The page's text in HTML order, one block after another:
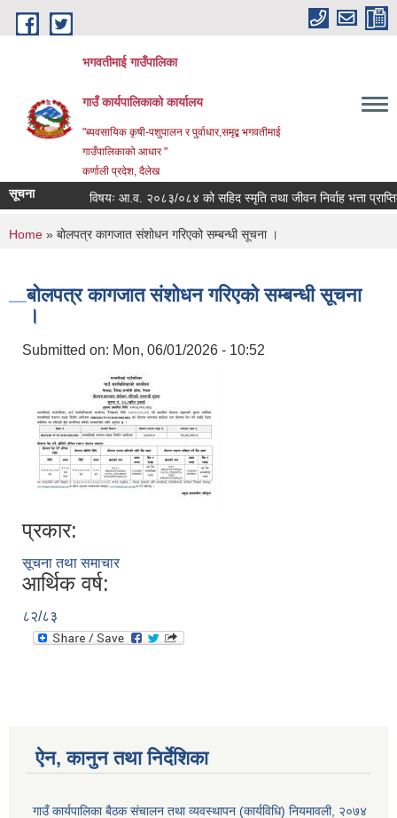
Skip to main content
भगवतीमाई गाउँपालिका
गाउँ कार्यपालिकाको कार्यालय
"ब्यवसायिक कृषी-पशुपालन र पुर्वाधार,समृद्ब भगवतीमाई
गाउँपालिकाको आधार "
कर्णाली प्रदेश, दैलेख
सूचना विषयः आ.व. २०८३/०८४ को सहिद स्मृति तथा जीवन निर्वाह भत्ता
You are here
Home » बोलपत्र कागजात संशोधन गरिएको सम्बन्धी सूचना ।
बोलपत्र कागजात संशोधन गरिएको सम्बन्धी सूचना
।
Submitted on: Mon, 06/01/2026 - 10:52
प्रकार:
सूचना तथा समाचार
आर्थिक वर्ष:
८२/८३
ऐन, कानुन तथा निर्देशिका
गाउँ कार्यपालिका बैठक संचालन तथा व्यवस्थापन (कार्यविधि) नियमावली, २०७४